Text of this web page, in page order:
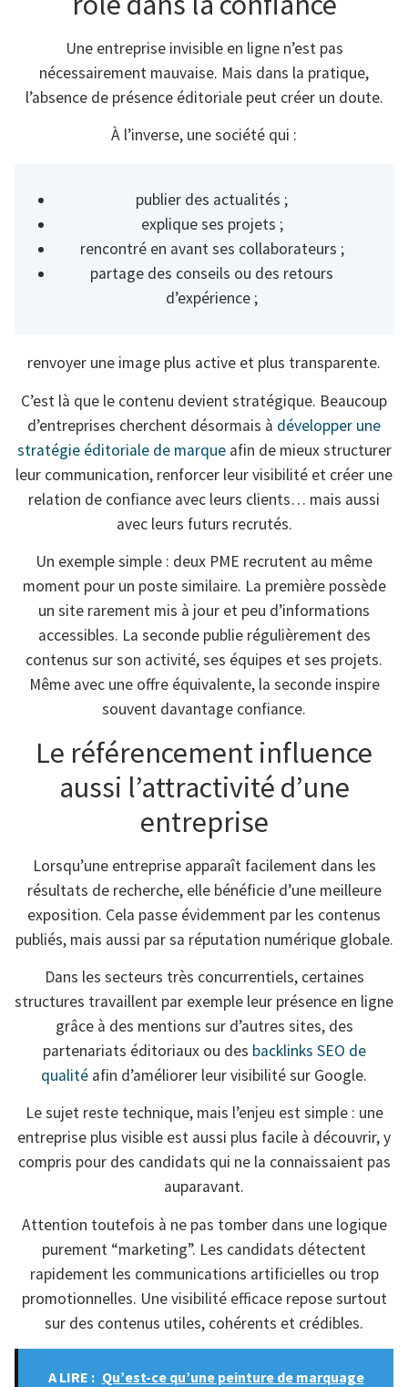
Une entreprise invisible en ligne n’est pas
nécessairement mauvaise. Mais dans la pratique,
l’absence de présence éditoriale peut créer un doute.
À l’inverse, une société qui :
publier des actualités ;
explique ses projets ;
rencontré en avant ses collaborateurs ;
partage des conseils ou des retours
d’expérience ;
renvoyer une image plus active et plus transparente.
C’est là que le contenu devient stratégique. Beaucoup
d’entreprises cherchent désormais à développer une
stratégie éditoriale de marqueafin de mieux structurer
leur communication, renforcer leur visibilité et créer une
relation de confiance avec leurs clients… mais aussi
avec leurs futurs recrutés.
Un exemple simple : deux PME recrutent au même
moment pour un poste similaire. La première possède
un site rarement mis à jour et peu d’informations
accessibles. La seconde publie régulièrement des
contenus sur son activité, ses équipes et ses projets.
Même avec une offre équivalente, la seconde inspire
souvent davantage confiance.
Le référencement influence
aussi l’attractivité d’une
entreprise
Lorsqu’une entreprise apparaît facilement dans les
résultats de recherche, elle bénéficie d’une meilleure
exposition. Cela passe évidemment par les contenus
publiés, mais aussi par sa réputation numérique globale.
Dans les secteurs très concurrentiels, certaines
structures travaillent par exemple leur présence en ligne
grâce à des mentions sur d’autres sites, des
partenariats éditoriaux ou des backlinks SEO de
qualité afin d’améliorer leur visibilité sur Google.
Le sujet reste technique, mais l’enjeu est simple : une
entreprise plus visible est aussi plus facile à découvrir, y
compris pour des candidats qui ne la connaissaient pas
auparavant.
Attention toutefois à ne pas tomber dans une logique
purement “marketing”. Les candidats détectent
rapidement les communications artificielles ou trop
promotionnelles. Une visibilité efficace repose surtout
sur des contenus utiles, cohérents et crédibles.
A LIRE : Qu’est-ce qu’une peinture de marquage